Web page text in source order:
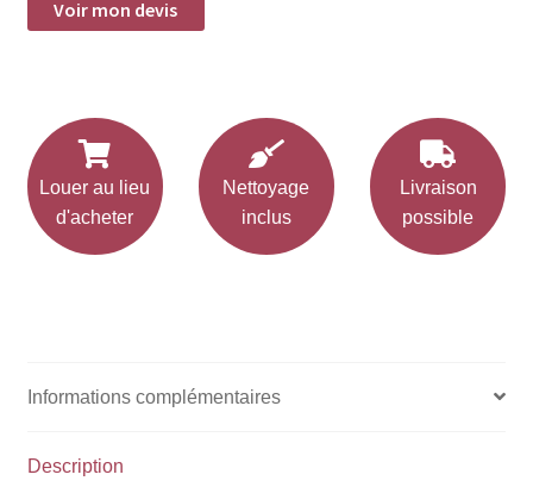
de
chaise
Voir mon devis
Louer au lieu
d'acheter
Nettoyage
inclus
Livraison
possible
Informations complémentaires
Description